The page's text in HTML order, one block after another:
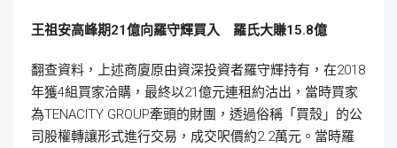
王祖安高峰期21億向羅守輝買入 羅氏大賺15.8億
翻查資料，上述商廈原由資深投資者羅守輝持有，在2018
年獲4組買家洽購，最終以21億元連租約沽出，當時買家
為TENACITY GROUP牽頭的財團，透過俗稱「買殼」的公
司股權轉讓形式進行交易，成交呎價約2.2萬元。當時羅